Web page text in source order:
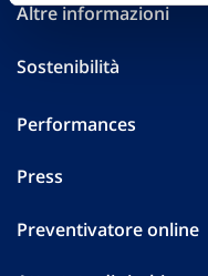
Altre informazioni
Sostenibilità
Performances
Press
Preventivatore online